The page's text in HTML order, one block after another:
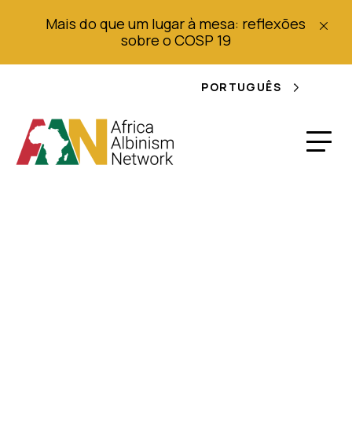
Mais do que um lugar à mesa: reflexões
sobre o COSP 19
PORTUGUÊS